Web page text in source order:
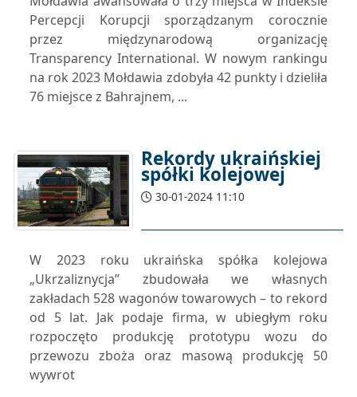
Percepcji Korupcji sporządzanym corocznie
przez międzynarodową organizację
Transparency International. W nowym rankingu
na rok 2023 Mołdawia zdobyła 42 punkty i dzieliła
76 miejsce z Bahrajnem, ...
Rekordy ukraińskiej
spółki kolejowej
30-01-2024 11:10
W 2023 roku ukraińska spółka kolejowa
„Ukrzaliznycja” zbudowała we własnych
zakładach 528 wagonów towarowych – to rekord
od 5 lat. Jak podaje firma, w ubiegłym roku
rozpoczęto produkcję prototypu wozu do
przewozu zboża oraz masową produkcję 50
wywrot